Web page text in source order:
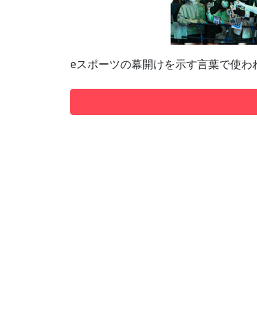
eスポーツの幕開けを示す言葉で使わ